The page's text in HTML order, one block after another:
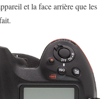
et la face arrière que les